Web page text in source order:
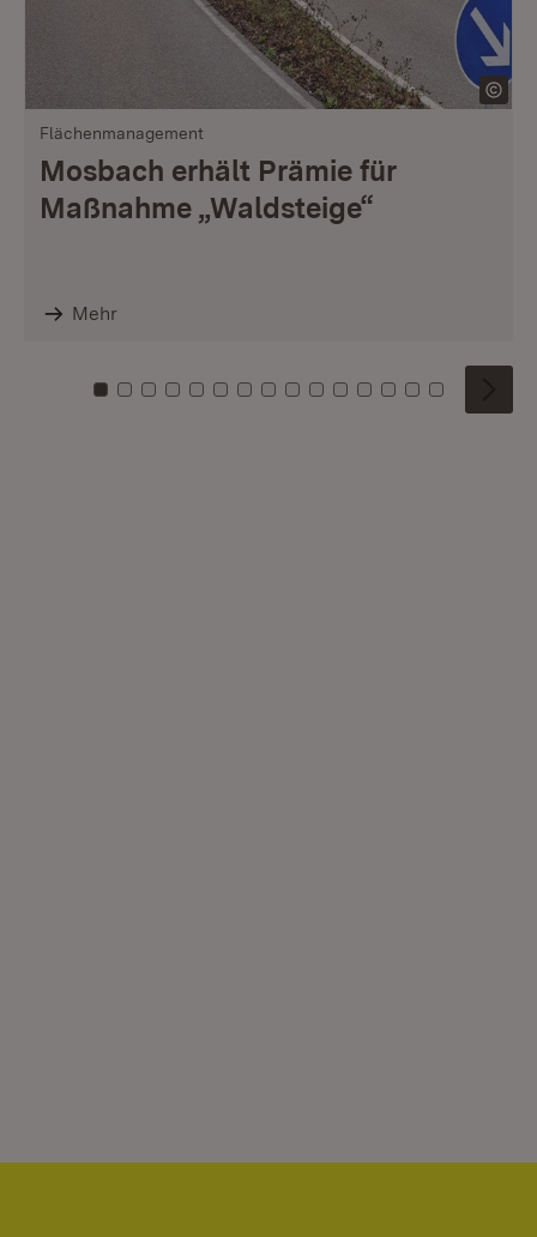
Flächenmanagement
Mosbach erhält Prämie für
Maßnahme „Waldsteige“
Mehr
Zu Kachel: 0
Zu Kachel: 1
Zu Kachel: 2
Zu Kachel: 3
Zu Kachel: 4
Zu Kachel: 5
Zu Kachel: 6
Zu Kachel: 7
Zu Kachel: 8
Zu Kachel: 9
Zu Kachel: 10
Zu Kachel: 11
Zu Kachel: 12
Zu Kachel:
Zu